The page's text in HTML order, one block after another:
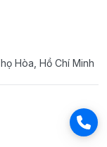
Hòa, Hồ Chí Minh